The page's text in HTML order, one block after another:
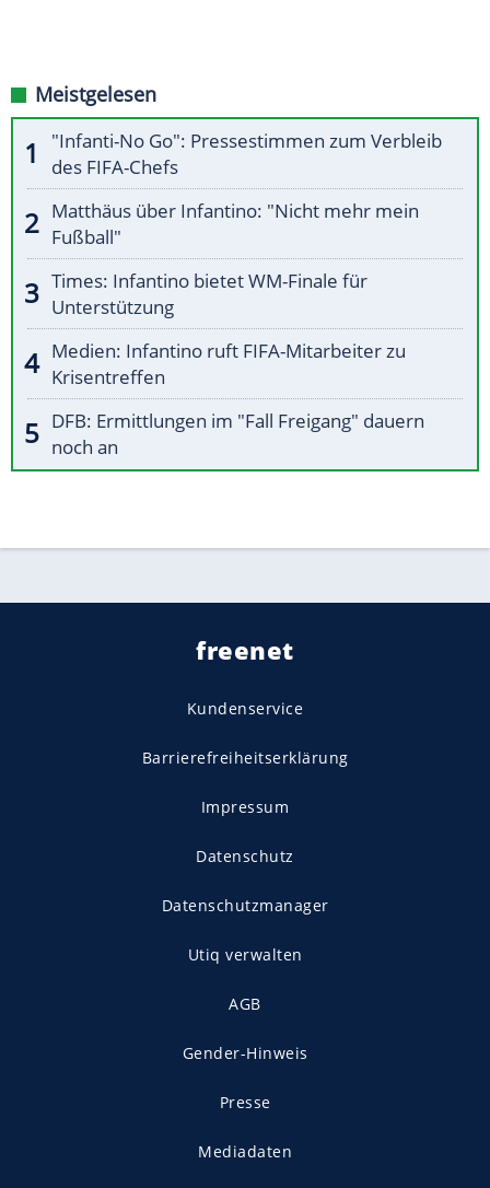
Meistgelesen
"Infanti-No Go": Pressestimmen zum Verbleib
des FIFA-Chefs
Matthäus über Infantino: "Nicht mehr mein
Fußball"
Times: Infantino bietet WM-Finale für
Unterstützung
Medien: Infantino ruft FIFA-Mitarbeiter zu
Krisentreffen
DFB: Ermittlungen im "Fall Freigang" dauern
noch an
freenet
Kundenservice
Barrierefreiheitserklärung
Impressum
Datenschutz
Datenschutzmanager
Utiq verwalten
AGB
Gender-Hinweis
Presse
Mediadaten